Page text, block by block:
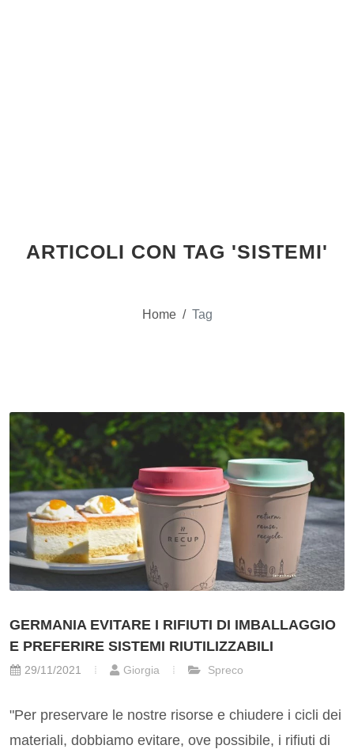
ARTICOLI CON TAG 'SISTEMI'
Home / Tag
GERMANIA EVITARE I RIFIUTI DI IMBALLAGGIO
E PREFERIRE SISTEMI RIUTILIZZABILI
29/11/2021 Giorgia Spreco
"Per preservare le nostre risorse e chiudere i cicli dei
materiali, dobbiamo evitare, ove possibile, i rifiuti di